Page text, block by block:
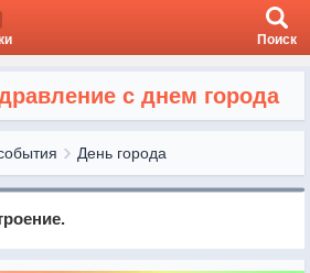
Поиск
с днем города
День города